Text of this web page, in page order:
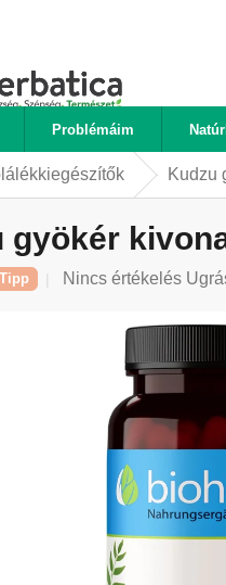
Problémáim
Kudzu
gyökér
Tipp
A
csillag.
Nincs értékelés